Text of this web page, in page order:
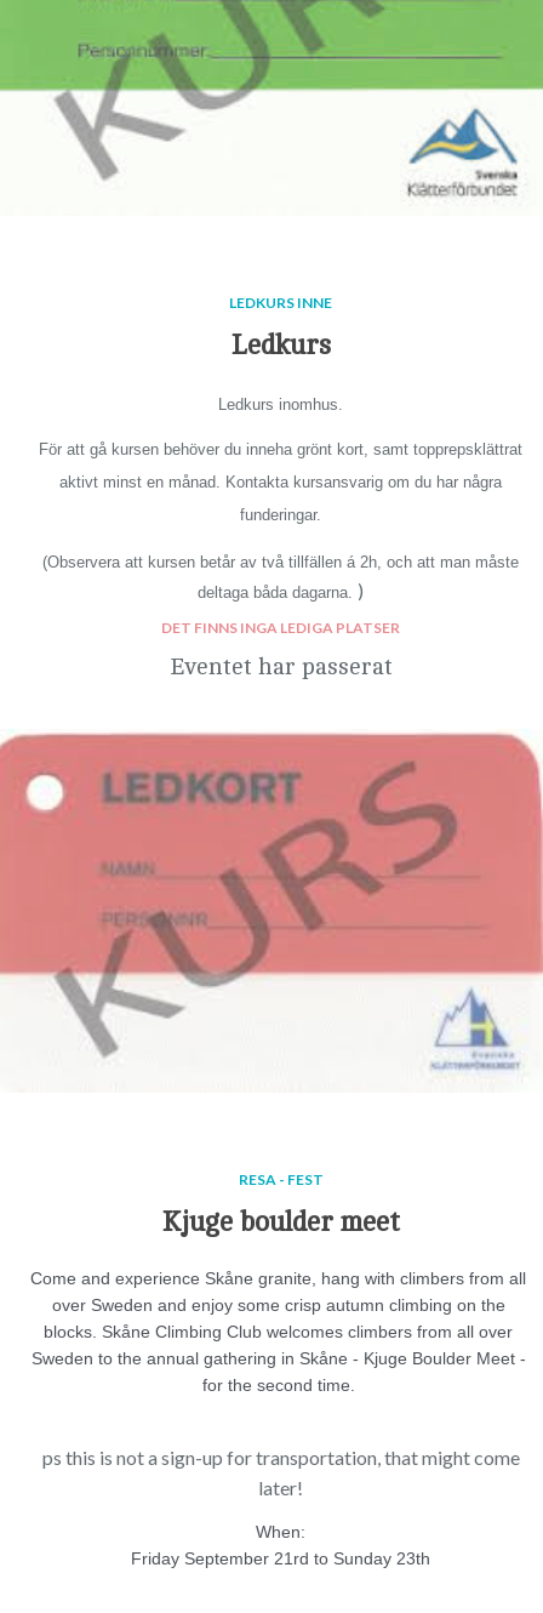
LEDKURS INNE
Ledkurs
Ledkurs inomhus.
För att gå kursen behöver du inneha grönt kort, samt topprepsklättrat
aktivt minst en månad. Kontakta kursansvarig om du har några
funderingar.
(Observera att kursen betår av två tillfällen á 2h, och att man måste
deltaga båda dagarna. )
DET FINNS INGA LEDIGA PLATSER
Eventet har passerat
RESA - FEST
Kjuge boulder meet
Come and experience Skåne granite, hang with climbers from all
over Sweden and enjoy some crisp autumn climbing on the
blocks. Skåne Climbing Club welcomes climbers from all over
Sweden to the annual gathering in Skåne - Kjuge Boulder Meet -
for the second time.
ps this is not a sign-up for transportation, that might come
later!
When:
Friday September 21rd to Sunday 23th